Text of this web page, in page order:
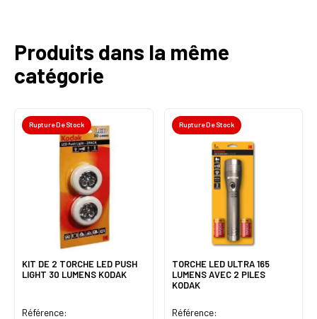
Produits dans la même
catégorie
Rupture De Stock
KIT DE 2 TORCHE LED PUSH
LIGHT 30 LUMENS KODAK
Référence:
Rupture De Stock
TORCHE LED ULTRA 165
LUMENS AVEC 2 PILES
KODAK
Référence: